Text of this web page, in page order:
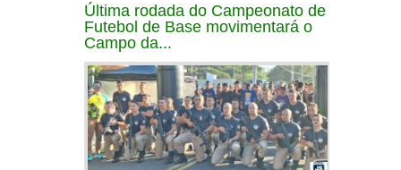
Última rodada do Campeonato de
Futebol de Base movimentará o
Campo da...